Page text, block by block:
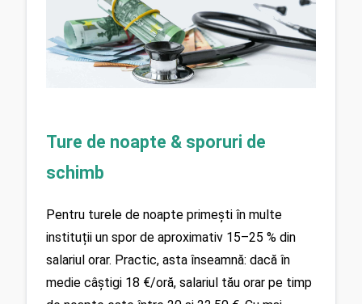
Ture de noapte & sporuri de
schimb
Pentru turele de noapte primești în multe
instituții un spor de aproximativ 15–25 % din
salariul orar. Practic, asta înseamnă: dacă în
medie câștigi 18 €/oră, salariul tău orar pe timp